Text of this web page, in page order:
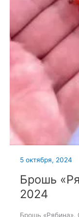
5 октября, 2024
Брошь
2024
Брошь